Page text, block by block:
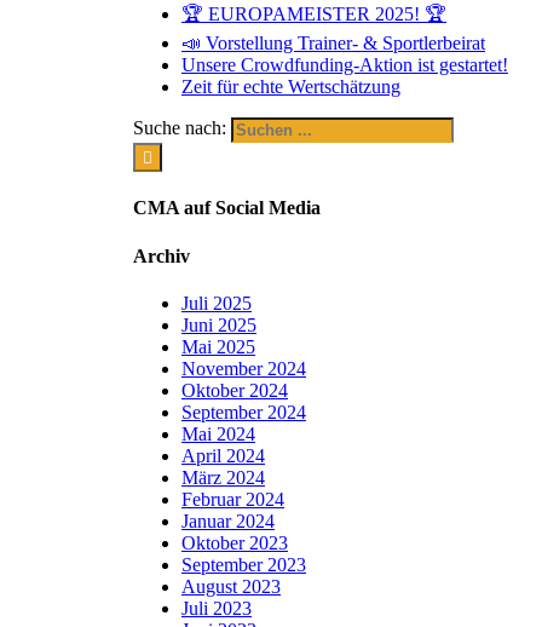
🏆 EUROPAMEISTER 2025! 🏆
📣 Vorstellung Trainer- & Sportlerbeirat
Unsere Crowdfunding-Aktion ist gestartet!
Zeit für echte Wertschätzung
Suche nach:
CMA auf Social Media
Archiv
Juli 2025
Juni 2025
Mai 2025
November 2024
Oktober 2024
September 2024
Mai 2024
April 2024
März 2024
Februar 2024
Januar 2024
Oktober 2023
September 2023
August 2023
Juli 2023